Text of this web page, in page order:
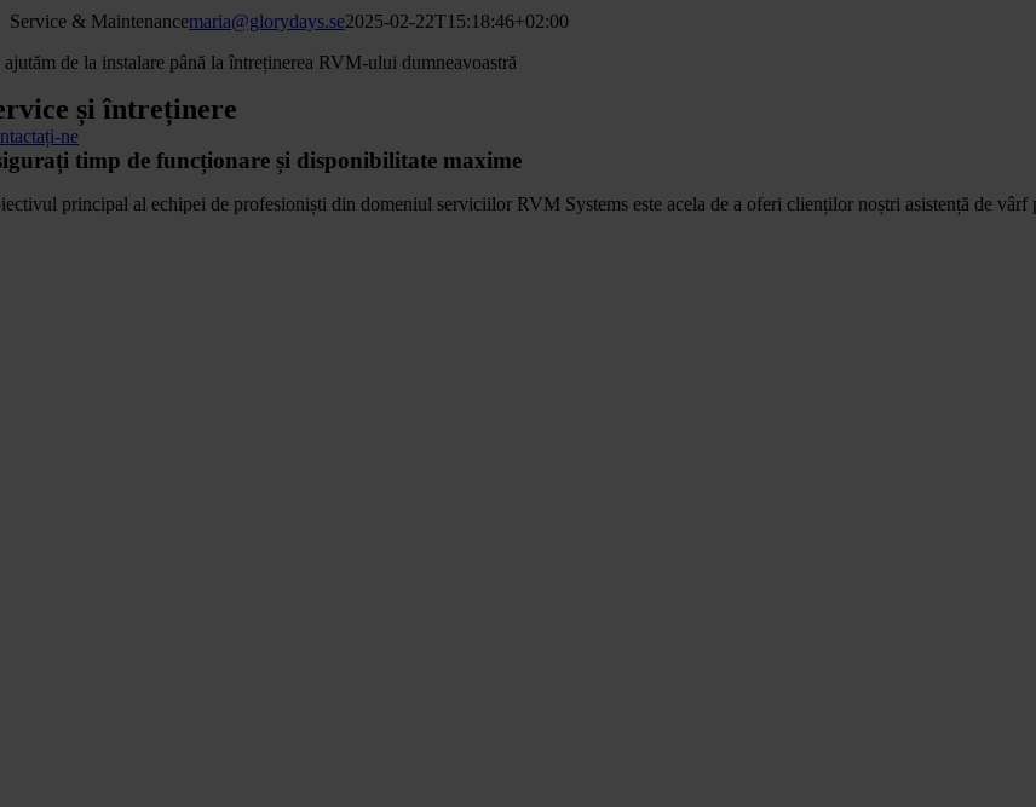
Service & Maintenancemaria@glorydays.se2025-02-22T15:18:46+02:00
de la instalare până la întreținerea RVM-ului dumneavoastră
și întreținere
ne
timp de funcționare și disponibilitate maxime
principal al echipei de profesioniști din domeniul serviciilor RVM Systems este acela de a oferi clienților noștri asistență de